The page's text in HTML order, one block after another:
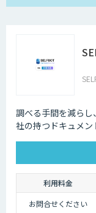
調べる手間を減ら
社の持つドキュメ
利用料金
お問合せください